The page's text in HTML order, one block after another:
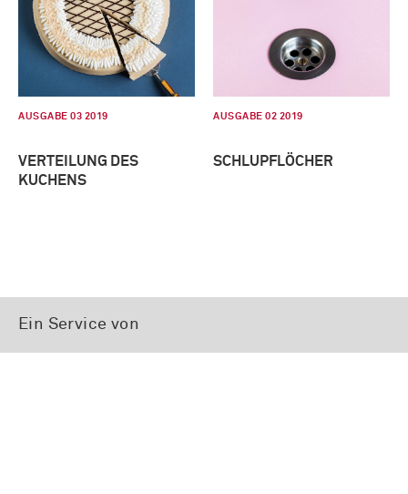
AUSGABE 03 2019
VERTEILUNG DES
KUCHENS
AUSGABE 02 2019
SCHLUPFLÖCHER
Ein Service von